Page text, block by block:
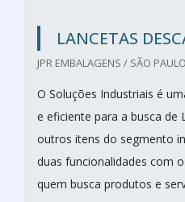
LANCETAS
JPR EMBALAGENS / SÃO
O Soluções Industriais é
e eficiente para a busca de
outros itens do segmento
duas funcionalidades com
quem busca produtos e